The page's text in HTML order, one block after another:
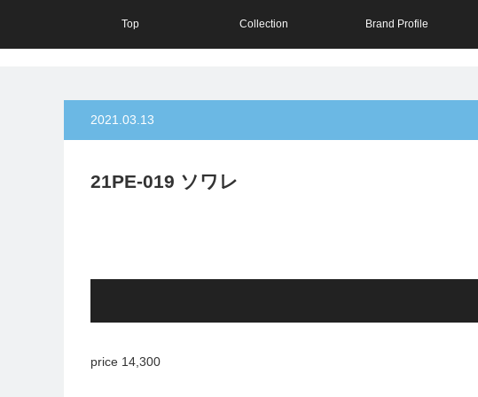
Top Collection Brand Profile
2021.03.13
21PE-019 ソワレ
price 14,300